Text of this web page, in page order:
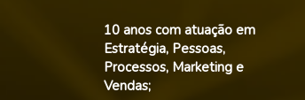
10 anos com atuação em
Estratégia, Pessoas,
Processos, Marketing e
Vendas;